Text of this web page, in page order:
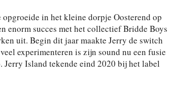
in het kleine dorpje Oosterend op
enorm succes met het collectief Bridde Boys
uit. Begin dit jaar maakte Jerry de switch
experimenteren is zijn sound nu een fusie
Jerry Island tekende eind 2020 bij het label